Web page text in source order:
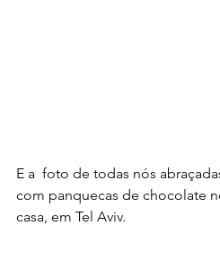
E a  foto de todas nós
com panquecas de chocolate
casa, em Tel Aviv.